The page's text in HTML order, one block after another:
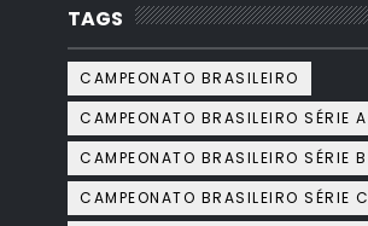
TAGS
CAMPEONATO BRASILEIRO
CAMPEONATO BRASILEIRO SÉRIE A
CAMPEONATO BRASILEIRO SÉRIE B
CAMPEONATO BRASILEIRO SÉRIE C